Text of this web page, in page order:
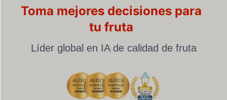
Toma mejores decisiones para
tu fruta
Líder global en IA de calidad de fruta